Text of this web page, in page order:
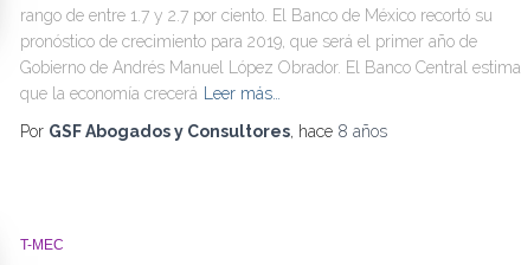
rango de entre 1.7 y 2.7 por ciento. El Banco de México recortó su
pronóstico de crecimiento para 2019, que será el primer año de
Gobierno de Andrés Manuel López Obrador. El Banco Central estima
que la economía crecerá
Leer más…
Por GSF Abogados y Consultores, hace 8 años
T-MEC